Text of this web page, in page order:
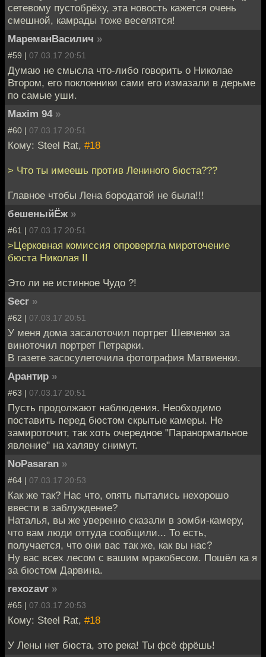
сетевому пустобрёху, эта новость кажется очень
смешной, камрады тоже веселятся!
МареманВасилич »
#59 | 07.03.17 20:51
Думаю не смысла что-либо говорить о Николае
Втором, его поклонники сами его измазали в дерьме
по самые уши.
Maxim 94 »
#60 | 07.03.17 20:51
Кому: Steel Rat, #18
> Что ты имеешь против Лениного бюста???
Главное чтобы Лена бородатой не была!!!
бешеныйЁж »
#61 | 07.03.17 20:51
>Церковная комиссия опровергла мироточение
бюста Николая II
Это ли не истинное Чудо ?!
Secr »
#62 | 07.03.17 20:51
У меня дома засалоточил портрет Шевченки за
виноточил портрет Петрарки.
В газете засосулеточила фотография Матвиенки.
Арантир »
#63 | 07.03.17 20:51
Пусть продолжают наблюдения. Необходимо
поставить перед бюстом скрытые камеры. Не
замироточит, так хоть очередное "Паранормальное
явление" на халяву снимут.
NoPasaran »
#64 | 07.03.17 20:53
Как же так? Нас что, опять пытались нехорошо
ввести в заблуждение?
Наталья, вы же уверенно сказали в зомби-камеру,
что вам люди оттуда сообщили... То есть,
получается, что они вас так же, как вы нас?
Ну вас всех лесом с вашим мракобесом. Пошёл ка я
за бюстом Дарвина.
rexozavr »
#65 | 07.03.17 20:53
Кому: Steel Rat, #18
У Лены нет бюста, это река! Ты фсё фрёшь!